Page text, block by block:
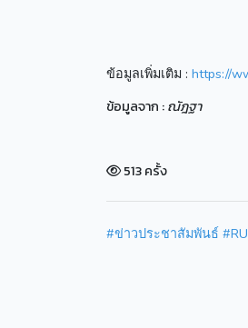
ข้อมูลเพิ่มเติม : https://
ข้อมูลจาก :ณัฎฐา
513 ครั้ง
#ข่าวประชาสัมพันธ์